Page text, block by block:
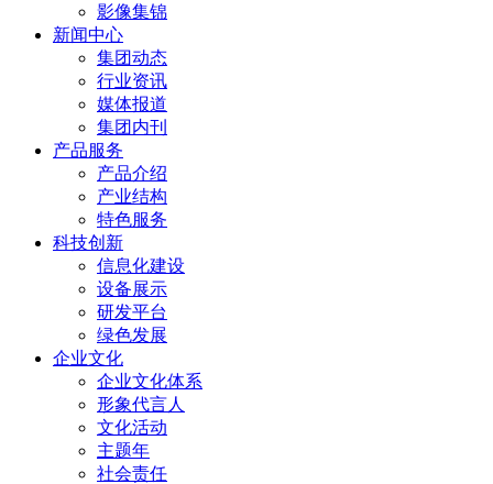
影像集锦
新闻中心
集团动态
行业资讯
媒体报道
集团内刊
产品服务
产品介绍
产业结构
特色服务
科技创新
信息化建设
设备展示
研发平台
绿色发展
企业文化
企业文化体系
形象代言人
文化活动
主题年
社会责任